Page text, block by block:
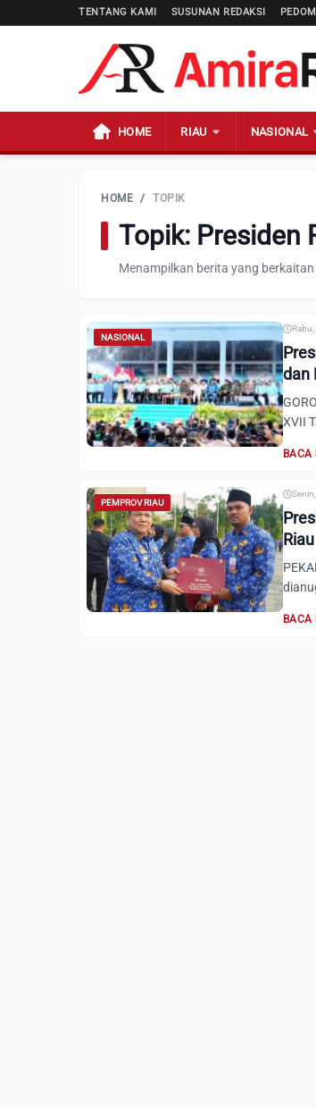
TENTANG KAMI SUSUNAN REDAKSI
HOME RIAU NASIONAL
HOME / TOPIK
Topik: Presiden
Menampilkan berita yang
NASIONAL
dan
XVII
BACA
PEMPROV RIAU
Riau
BACA